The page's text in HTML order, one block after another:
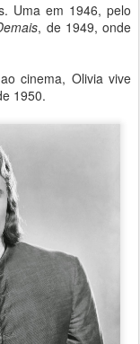
Uma em 1946, pelo
, de 1949, onde
cinema, Olivia vive
1950.